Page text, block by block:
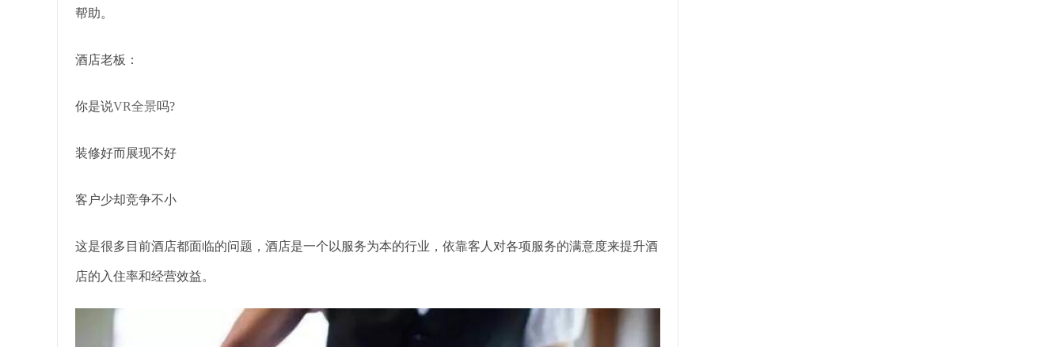
帮助。
酒店老板：
你是说VR全景吗?
装修好而展现不好
客户少却竞争不小
这是很多目前酒店都面临的问题，酒店是一个以服务为本的行业，依靠客人对各项服务的满意度来提升酒
店的入住率和经营效益。